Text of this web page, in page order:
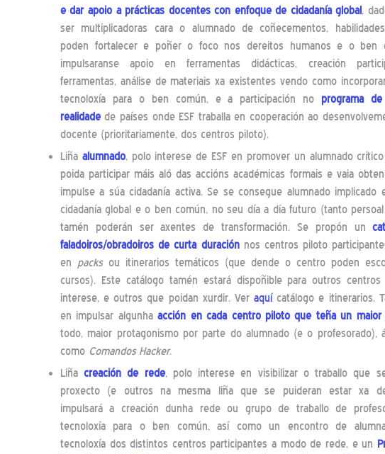
e dar apoio a prácticas docentes con enfoque de cidadanía global,
ser multiplicadoras cara o alumnado de coñecementos,
poden fortalecer e poñer o foco nos dereitos humanos e o ben
impulsaranse apoio en ferramentas didácticas, creación
ferramentas, análise de materiais xa existentes vendo como
tecnoloxía para o ben común, e a participación no programa
realidadede países onde ESF traballa en cooperación ao
docente (prioritariamente, dos centros piloto).
Liñaalumnado, polo interese de ESF en promover un alumnado
poida participar máis aló das accións académicas formais e vaia
impulse a súa cidadanía activa. Se se consegue alumnado implicado
cidadanía global e o ben común, no seu día a día futuro (tanto
tamén poderán ser axentes de transformación. Se propón un
faladoiros/obradoiros de curta duraciónnos centros piloto
en packsou itinerarios temáticos (que dende o centro poden
cursos). Este catálogo tamén estará dispoñible para outros
interese, e outros que poidan xurdir. Veraquícatálogo e itinerarios.
en impulsar algunhaacción en cada centro piloto que teña un maior
todo, maior protagonismo por parte do alumnado (e o profesorado),
como Comandos Hacker.
Liñacreación de rede, polo interese en visibilizar o traballo que
proxecto (e outros na mesma liña que se puideran estar xa
impulsará a creación dunha rede ou grupo de traballo de
tecnoloxía para o ben común, así como un encontro de
tecnoloxía dos distintos centros participantes a modo de rede, e un